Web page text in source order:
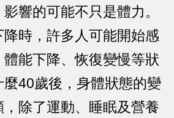
響的可能不只是體力。
時，許多人可能開始感
能下降、恢復變慢等狀
40歲後，身體狀態的變
除了運動、睡眠及營養